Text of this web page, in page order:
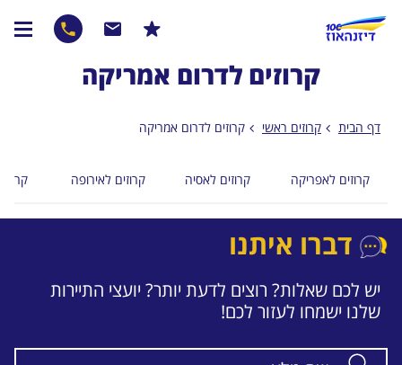
קרוזים לדרום אמריקה
דף הבית קרוזים ראשי קרוזים לדרום אמריקה
קרוזים לאפריקה קרוזים לאסיה קרוזים לאירופה
דברו איתנו
יש לכם שאלות? רוצים לדעת יותר? יועצי התיירות
שלנו ישמחו לעזור לכם!